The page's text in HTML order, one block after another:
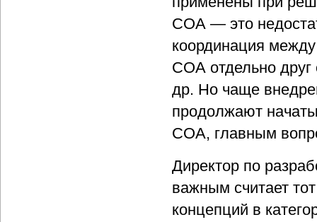
СОА — это
координация
СОА отдельно друг
др. Но чаще
продолжают
СОА, главным
Директор по
важным считает
концепций в